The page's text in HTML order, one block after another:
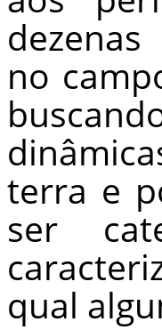
no
terra e
ser
qual